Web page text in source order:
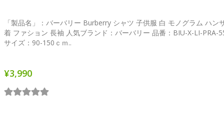
「製品名」：バーバリー Burberry シャツ 子供服 白 モノグラム ハン
着 ファション 長袖 人気ブランド：バーバリー 品番：BIU-X-LI-PRA-
サイズ：90-150ｃｍ..
¥3,990